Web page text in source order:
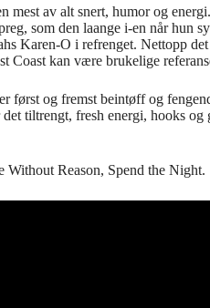
mest av alt snert, humor og
som den laange i-en når hun
Karen-O i refrenget. Nettopp
Coast kan være brukelige
først og fremst beintøff og
tiltrengt, fresh energi, hooks
Without Reason, Spend the Night.